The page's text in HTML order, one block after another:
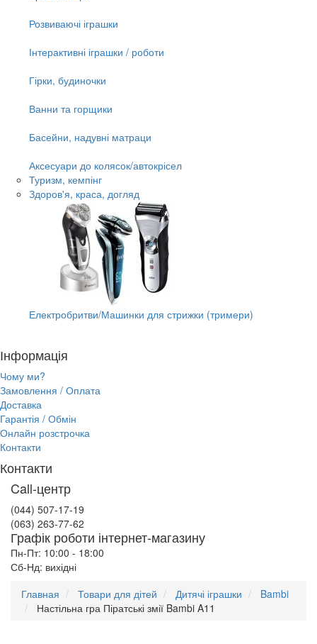
Розвиваючі іграшки
Інтерактивні іграшки / роботи
Гірки, будиночки
Ванни та горщики
Басейни, надувні матраци
Аксесуари до колясок/автокрісел
Туризм, кемпінг
Здоров'я, краса, догляд
Електробритви/Машинки для стрижки (тримери)
Інформація
Чому ми?
Замовлення / Оплата
Доставка
Гарантія / Обмін
Онлайн розстрочка
Контакти
Контакти
Call-центр
(044) 507-17-19
(063) 263-77-62
Графік роботи інтернет-магазину
Пн-Пт: 10:00 - 18:00
Сб-Нд: вихідні
Главная
Товари для дітей Дитячі іграшки
Bambi
Настільна гра Піратські змії Bambi A11